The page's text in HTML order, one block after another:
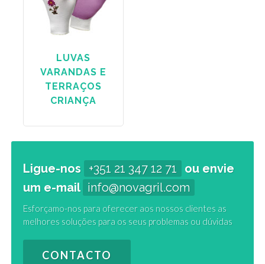
LUVAS
VARANDAS E
TERRAÇOS
CRIANÇA
Ligue-nos +351 21 347 12 71
ou envie
um e-mail info@novagril.com
Esforçamo-nos para oferecer aos nossos clientes as
melhores soluções para os seus problemas ou dúvidas
CONTACTO